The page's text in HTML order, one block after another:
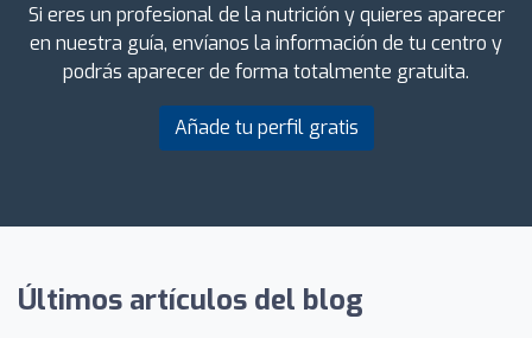
Si eres un profesional de la nutrición y quieres aparecer
en nuestra guía, envíanos la información de tu centro y
podrás aparecer de forma totalmente gratuita.
Añade tu perfil gratis
Últimos artículos del blog